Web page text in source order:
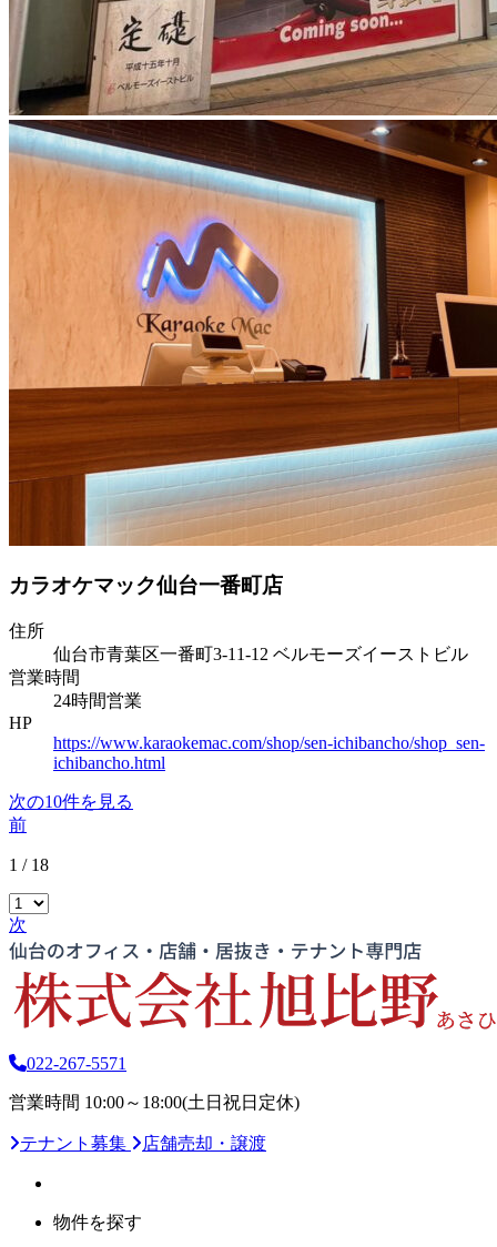
カラオケマック仙台一番町店
住所
仙台市青葉区一番町3-11-12 ベルモーズイーストビル
営業時間
24時間営業
HP
https://www.karaokemac.com/shop/sen-ichibancho/shop_sen-
ichibancho.html
次の10件を見る
前
1 / 18
次
022-267-5571
営業時間 10:00～18:00(土日祝日定休)
テナント募集 店舗売却・譲渡
物件を探す